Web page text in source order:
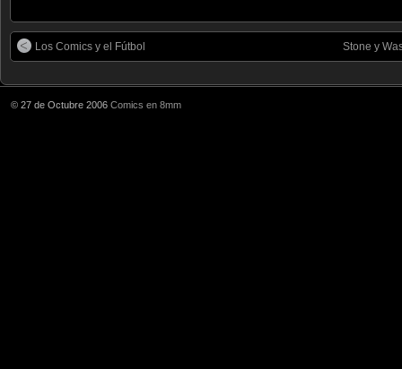
Los Comics y el Fútbol Stone y
© 27 de Octubre 2006 Comics en 8mm